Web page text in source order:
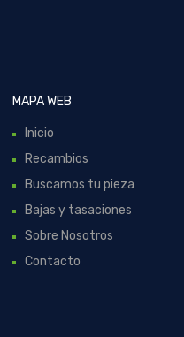
MAPA WEB
Inicio
Recambios
Buscamos tu pieza
Bajas y tasaciones
Sobre Nosotros
Contacto